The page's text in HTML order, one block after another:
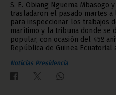
S. E. Obiang Nguema Mbasogo
trasladaron el pasado martes
para inspeccionar los trabajos
marítimo y la tribuna donde se
popular, con ocasión del 45º
República de Guinea
Noticias Presidencia